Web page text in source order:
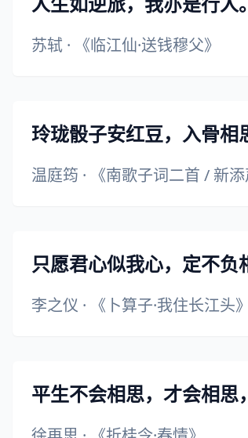
苏轼 · 《临江仙·送钱穆父》
玲珑骰子安红豆，入骨相
温庭筠 · 《南歌子词二首 / 新
只愿君心似我心，定不负
李之仪 · 《卜算子·我住长江头》
平生不会相思，才会相思